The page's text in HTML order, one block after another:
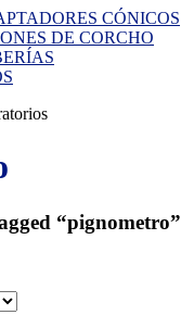
CÓNICOS
DE CORCHO
“pignometro”